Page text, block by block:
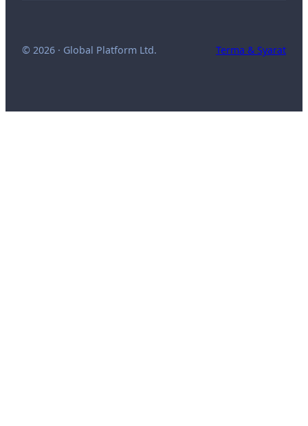
© 2026 · Global Platform Ltd. Terma & Syarat